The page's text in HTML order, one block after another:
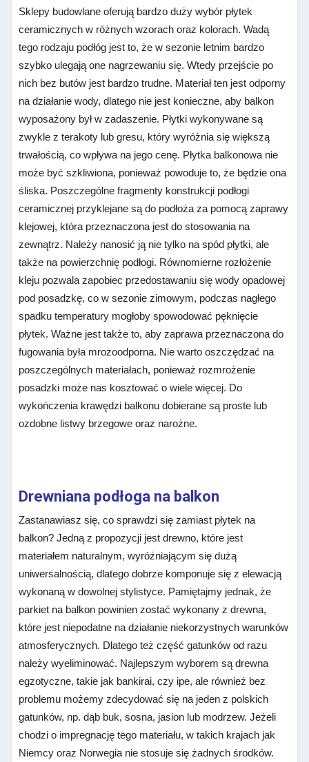
Sklepy budowlane oferują bardzo duży wybór płytek
ceramicznych w różnych wzorach oraz kolorach. Wadą
tego rodzaju podłóg jest to, że w sezonie letnim bardzo
szybko ulegają one nagrzewaniu się. Wtedy przejście po
nich bez butów jest bardzo trudne. Materiał ten jest odporny
na działanie wody, dlatego nie jest konieczne, aby balkon
wyposażony był w zadaszenie. Płytki wykonywane są
zwykle z terakoty lub gresu, który wyróżnia się większą
trwałością, co wpływa na jego cenę. Płytka balkonowa nie
może być szkliwiona, ponieważ powoduje to, że będzie ona
śliska. Poszczególne fragmenty konstrukcji podłogi
ceramicznej przyklejane są do podłoża za pomocą zaprawy
klejowej, która przeznaczona jest do stosowania na
zewnątrz. Należy nanosić ją nie tylko na spód płytki, ale
także na powierzchnię podłogi. Równomierne rozłożenie
kleju pozwala zapobiec przedostawaniu się wody opadowej
pod posadzkę, co w sezonie zimowym, podczas nagłego
spadku temperatury mogłoby spowodować pęknięcie
płytek. Ważne jest także to, aby zaprawa przeznaczona do
fugowania była mrozoodporna. Nie warto oszczędzać na
poszczególnych materiałach, ponieważ rozmrożenie
posadzki może nas kosztować o wiele więcej. Do
wykończenia krawędzi balkonu dobierane są proste lub
ozdobne listwy brzegowe oraz narożne.
Drewniana podłoga na balkon
Zastanawiasz się, co sprawdzi się zamiast płytek na
balkon? Jedną z propozycji jest drewno, które jest
materiałem naturalnym, wyróżniającym się dużą
uniwersalnością, dlatego dobrze komponuje się z elewacją
wykonaną w dowolnej stylistyce. Pamiętajmy jednak, że
parkiet na balkon powinien zostać wykonany z drewna,
które jest niepodatne na działanie niekorzystnych warunków
atmosferycznych. Dlatego też część gatunków od razu
należy wyeliminować. Najlepszym wyborem są drewna
egzotyczne, takie jak bankirai, czy ipe, ale również bez
problemu możemy zdecydować się na jeden z polskich
gatunków, np. dąb buk, sosna, jasion lub modrzew. Jeżeli
chodzi o impregnację tego materiału, w takich krajach jak
Niemcy oraz Norwegia nie stosuje się żadnych środków.